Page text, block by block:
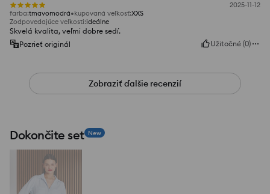
2025-11-12
farba:tmavomodrá kupovaná veľkosť:XXS
Zodpovedajúce veľkosti:ideálne
Skvelá kvalita, veľmi dobre sedí.
Pozrieť originál
Užitočné (0)
Zobraziť ďalšie recenzií
Dokončite set New